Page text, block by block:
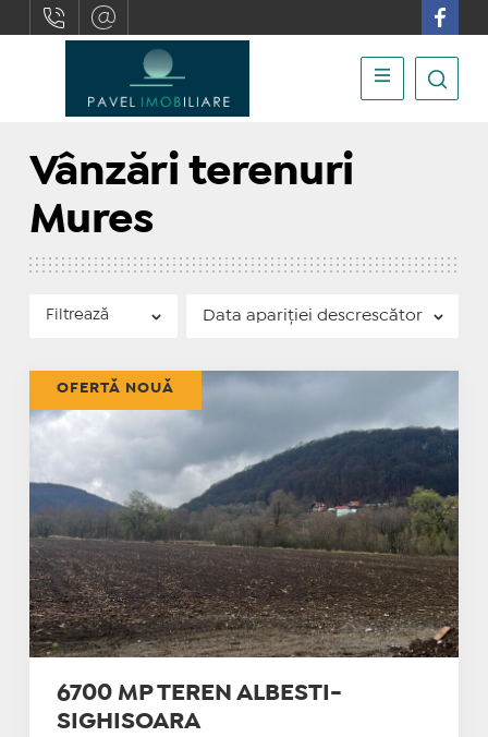
Vânzări terenuri
Mures
Filtrează
6700 MP TEREN ALBESTI-
SIGHISOARA
OFERTĂ NOUĂ